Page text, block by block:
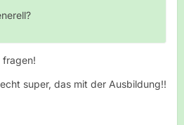
fragen!
super, das mit der Ausbildung!!